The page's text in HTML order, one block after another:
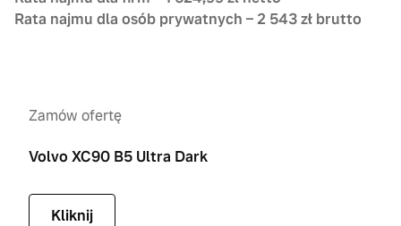
Rata najmu dla osób prywatnych – 2 543 zł brutto
Zamów ofertę
Volvo XC90 B5 Ultra Dark
Kliknij